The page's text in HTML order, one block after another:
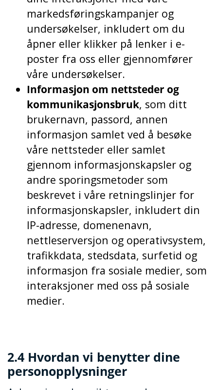
markedsføringskampanjer og
undersøkelser, inkludert om du
åpner eller klikker på lenker i e-
poster fra oss eller gjennomfører
våre undersøkelser.
Informasjon om nettsteder og
kommunikasjonsbruk, som ditt
brukernavn, passord, annen
informasjon samlet ved å besøke
våre nettsteder eller samlet
gjennom informasjonskapsler og
andre sporingsmetoder som
beskrevet i våre retningslinjer for
informasjonskapsler, inkludert din
IP-adresse, domenenavn,
nettleserversjon og operativsystem,
trafikkdata, stedsdata, surfetid og
informasjon fra sosiale medier, som
interaksjoner med oss på sosiale
medier.
2.4 Hvordan vi benytter dine
personopplysninger